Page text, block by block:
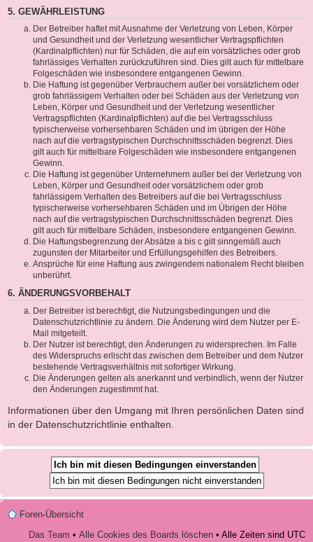
5. GEWÄHRLEISTUNG
Der Betreiber haftet mit Ausnahme der Verletzung von Leben, Körper
und Gesundheit und der Verletzung wesentlicher Vertragspflichten
(Kardinalpflichten) nur für Schäden, die auf ein vorsätzliches oder grob
fahrlässiges Verhalten zurückzuführen sind. Dies gilt auch für mittelbare
Folgeschäden wie insbesondere entgangenen Gewinn.
Die Haftung ist gegenüber Verbrauchern außer bei vorsätzlichem oder
grob fahrlässigem Verhalten oder bei Schäden aus der Verletzung von
Leben, Körper und Gesundheit und der Verletzung wesentlicher
Vertragspflichten (Kardinalpflichten) auf die bei Vertragsschluss
typischerweise vorhersehbaren Schäden und im übrigen der Höhe
nach auf die vertragstypischen Durchschnittsschäden begrenzt. Dies
gilt auch für mittelbare Folgeschäden wie insbesondere entgangenen
Gewinn.
Die Haftung ist gegenüber Unternehmern außer bei der Verletzung von
Leben, Körper und Gesundheit oder vorsätzlichem oder grob
fahrlässigem Verhalten des Betreibers auf die bei Vertragsschluss
typischerweise vorhersehbaren Schäden und im Übrigen der Höhe
nach auf die vertragstypischen Durchschnittsschäden begrenzt. Dies
gilt auch für mittelbare Schäden, insbesondere entgangenen Gewinn.
Die Haftungsbegrenzung der Absätze a bis c gilt sinngemäß auch
zugunsten der Mitarbeiter und Erfüllungsgehilfen des Betreibers.
Ansprüche für eine Haftung aus zwingendem nationalem Recht bleiben
unberührt.
6. ÄNDERUNGSVORBEHALT
Der Betreiber ist berechtigt, die Nutzungsbedingungen und die
Datenschutzrichtlinie zu ändern. Die Änderung wird dem Nutzer per E-
Mail mitgeteilt.
Der Nutzer ist berechtigt, den Änderungen zu widersprechen. Im Falle
des Widerspruchs erlischt das zwischen dem Betreiber und dem Nutzer
bestehende Vertragsverhältnis mit sofortiger Wirkung.
Die Änderungen gelten als anerkannt und verbindlich, wenn der Nutzer
den Änderungen zugestimmt hat.
Informationen über den Umgang mit Ihren persönlichen Daten sind
in der Datenschutzrichtlinie enthalten.
Foren-Übersicht
Das Team • Alle Cookies des Boards löschen • Alle Zeiten sind UTC